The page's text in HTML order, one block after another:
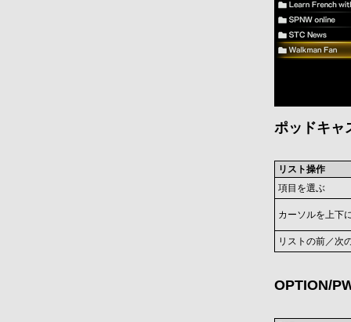
ポッドキャ
リスト操作
項目を選ぶ
カーソルを上下
リストの前／次
OPTION/